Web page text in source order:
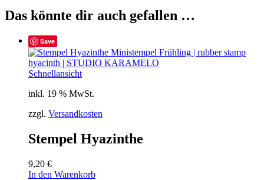
Das könnte dir auch gefallen …
Save
Schnellansicht
inkl. 19 % MwSt.
zzgl. Versandkosten
Stempel Hyazinthe
9,20 €
In den Warenkorb